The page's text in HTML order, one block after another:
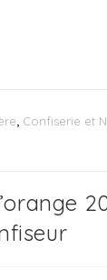
Confiserie et